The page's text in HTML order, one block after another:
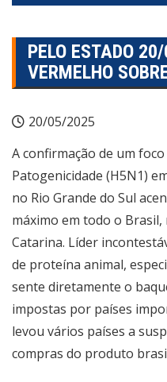
PELO ESTADO
VERMELHO
20/05/2025
A confirmação de um
Patogenicidade (H5N1)
no Rio Grande do Sul
máximo em todo o Brasil,
Catarina. Líder
de proteína animal,
sente diretamente o
impostas por países
levou vários países a
compras do produto